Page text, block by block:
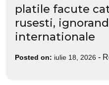
platile facute
rusesti,
internationale
Posted on: iulie 18, 2026 -